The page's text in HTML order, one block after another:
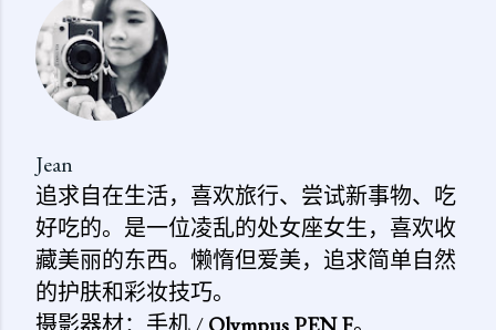
论
Jean
追求自在生活，喜欢旅行、尝试新事物、吃
好吃的。是一位凌乱的处女座女生，喜欢收
藏美丽的东西。懒惰但爱美，追求简单自然
的护肤和彩妆技巧。